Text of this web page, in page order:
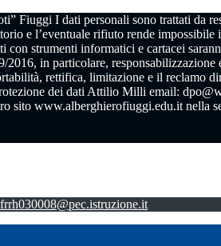
I dati personali sono trattati da
e l’eventuale rifiuto rende
strumenti informatici e cartacei
in particolare,
rettifica, limitazione e il reclamo
dei dati Attilio Milli email:
sito www.alberghierofiuggi.edu.it nella
frrh030008@pec.istruzione.it